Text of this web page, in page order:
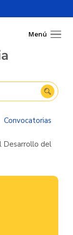
Menú
Convocatorias
Desarrollo del